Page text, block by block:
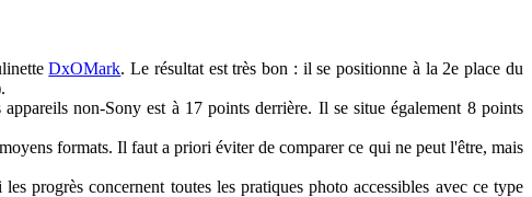
DxOMark. Le résultat est très bon : il se positionne à la 2e place du
non-Sony est à 17 points derrière. Il se situe également 8 points
formats. Il faut a priori éviter de comparer ce qui ne peut l'être, mais
progrès concernent toutes les pratiques photo accessibles avec ce type